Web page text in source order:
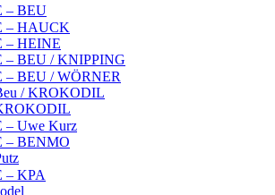
– BEU
– HAUCK
– HEINE
– BEU / KNIPPING
BEU / WÖRNER
/ KROKODIL
– Uwe Kurz
– BENMO
– KPA